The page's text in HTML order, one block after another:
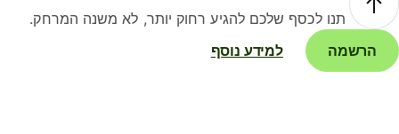
תנו לכסף שלכם להגיע רחוק יותר, לא משנה המרחק.
הרשמה
למידע נוסף